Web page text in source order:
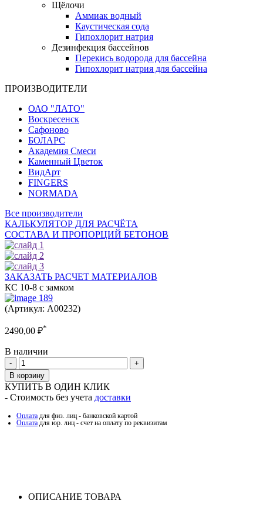
Щёлочи
Аммиак водный
Каустическая сода
Гипохлорит натрия
Дезинфекция бассейнов
Перекись водорода для бассейна
Гипохлорит натрия для бассейна
ПРОИЗВОДИТЕЛИ
ОАО "ЛАТО"
Воскресенск
Сафоново
БОЛАРС
Академия Смеси
Каменный Цветок
ВидАрт
FINGERS
NORMADA
Все производители
КАЛЬКУЛЯТОР ДЛЯ РАСЧЁТА
СОСТАВА И ПРОПОРЦИЙ БЕТОНОВ
ЗАКАЗАТЬ РАСЧЕТ МАТЕРИАЛОВ
КС 10-8 с замком
(Артикул: A00232)
2490,00 ₽*
В наличии
Количество
В корзину
КУПИТЬ В ОДИН КЛИК
- Стоимость без учета доставки
Оплата для физ. лиц - банковской картой
Оплата для юр. лиц - счет на оплату по реквизитам
ОПИСАНИЕ ТОВАРА